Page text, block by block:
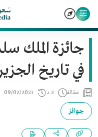
جائزة الملك
في تاريخ
مقالة 2 د 09/02/2021
جوائز